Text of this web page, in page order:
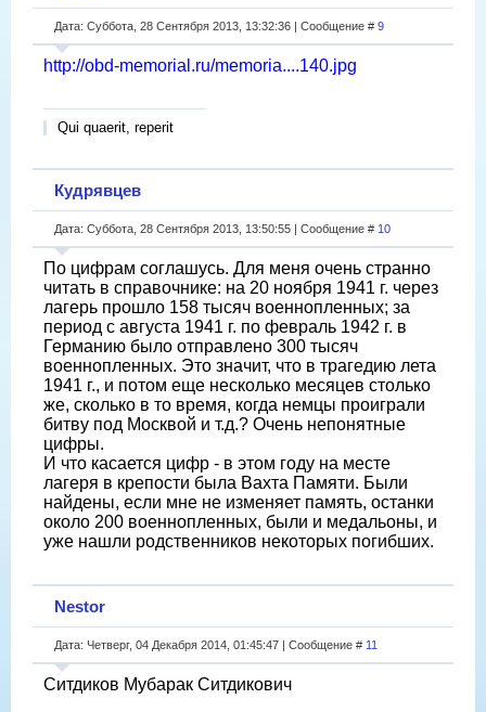
Дата: Суббота, 28 Сентября 2013, 13:32:36 | Сообщение # 9
http://obd-memorial.ru/memoria....140.jpg
Qui quaerit, reperit
Кудрявцев
Дата: Суббота, 28 Сентября 2013, 13:50:55 | Сообщение # 10
По цифрам соглашусь. Для меня очень странно
читать в справочнике: на 20 ноября 1941 г. через
лагерь прошло 158 тысяч военнопленных; за
период с августа 1941 г. по февраль 1942 г. в
Германию было отправлено 300 тысяч
военнопленных. Это значит, что в трагедию лета
1941 г., и потом еще несколько месяцев столько
же, сколько в то время, когда немцы проиграли
битву под Москвой и т.д.? Очень непонятные
цифры.
И что касается цифр - в этом году на месте
лагеря в крепости была Вахта Памяти. Были
найдены, если мне не изменяет память, останки
около 200 военнопленных, были и медальоны, и
уже нашли родственников некоторых погибших.
Nestor
Дата: Четверг, 04 Декабря 2014, 01:45:47 | Сообщение # 11
Ситдиков Мубарак Ситдикович